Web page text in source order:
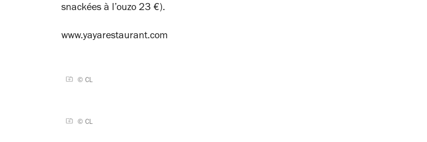
snackées à l’ouzo 23 €).
www.yayarestaurant.com
© CL
© CL